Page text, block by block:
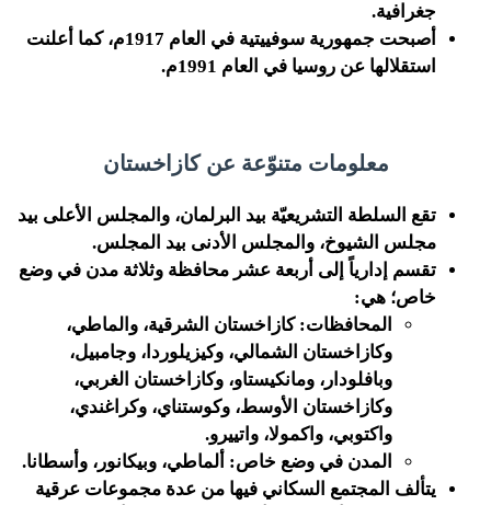
جغرافية.
أصبحت جمهورية سوفييتية في العام 1917م، كما أعلنت
استقلالها عن روسيا في العام 1991م.
معلومات متنوّعة عن كازاخستان
تقع السلطة التشريعيّة بيد البرلمان، والمجلس الأعلى بيد
مجلس الشيوخ، والمجلس الأدنى بيد المجلس.
تقسم إدارياً إلى أربعة عشر محافظة وثلاثة مدن في وضع
خاص؛ هي:
المحافظات: كازاخستان الشرقية، والماطي،
وكازاخستان الشمالي، وكيزيلوردا، وجامبيل،
وبافلودار، ومانكيستاو، وكازاخستان الغربي،
وكازاخستان الأوسط، وكوستناي، وكراغندي،
واكتوبي، واكمولا، واتييرو.
المدن في وضع خاص: ألماطي، وبيكانور، وأسطانا.
يتألف المجتمع السكاني فيها من عدة مجموعات عرقية